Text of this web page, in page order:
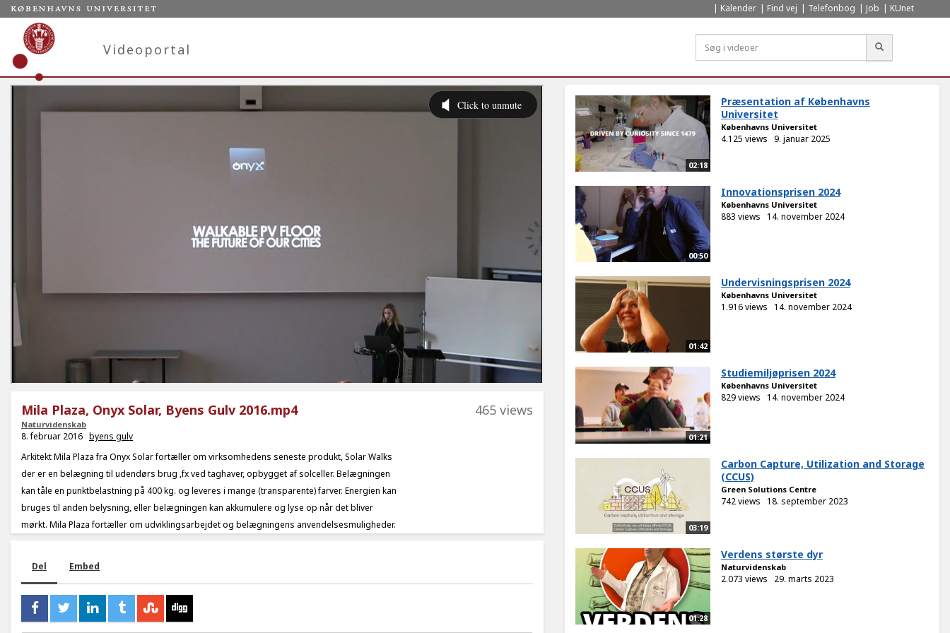
Kalender Find vej Telefonbog Job KUnet
Videoportal
Mila Plaza, Onyx Solar, Byens Gulv 2016.mp4
Naturvidenskab
465 views
8. februar 2016 byens gulv
Arkitekt Mila Plaza fra Onyx Solar fortæller om virksomhedens seneste produkt, Solar Walks
der er en belægning til udendørs brug ,fx ved taghaver, opbygget af solceller. Belægningen
kan tåle en punktbelastning på 400 kg. og leveres i mange (transparente) farver. Energien kan
bruges til anden belysning, eller belægningen kan akkumulere og lyse op når det bliver
mørkt. Mila Plaza fortæller om udviklingsarbejdet og belægningens anvendelsesmuligheder.
Del Embed
02:18
Præsentation af Københavns
Universitet
Københavns Universitet
4.125 views 9. januar 2025
00:50
Innovationsprisen 2024
Københavns Universitet
883 views 14. november 2024
01:42
Undervisningsprisen 2024
Københavns Universitet
1.916 views 14. november 2024
01:21
Studiemiljøprisen 2024
Københavns Universitet
829 views 14. november 2024
03:19
Carbon Capture, Utilization and Storage
(CCUS)
Green Solutions Centre
742 views 18. september 2023
01:28
Verdens største dyr
Naturvidenskab
2.073 views 29. marts 2023